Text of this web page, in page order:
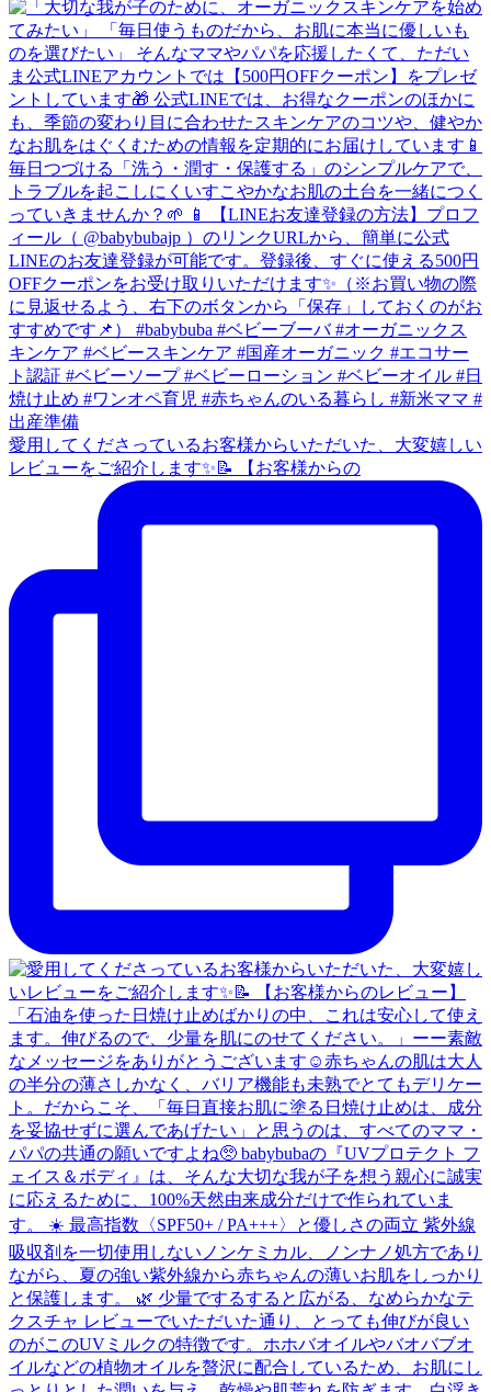
愛用してくださっているお客様からいただいた、大変嬉しい
レビューをご紹介します✨📝 【お客様からの